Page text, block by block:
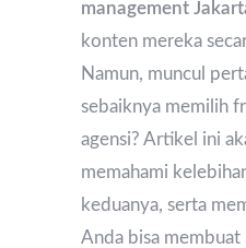
management
konten mereka
Namun, muncul
sebaiknya memilih
agensi? Artikel ini
memahami
keduanya, serta
Anda bisa